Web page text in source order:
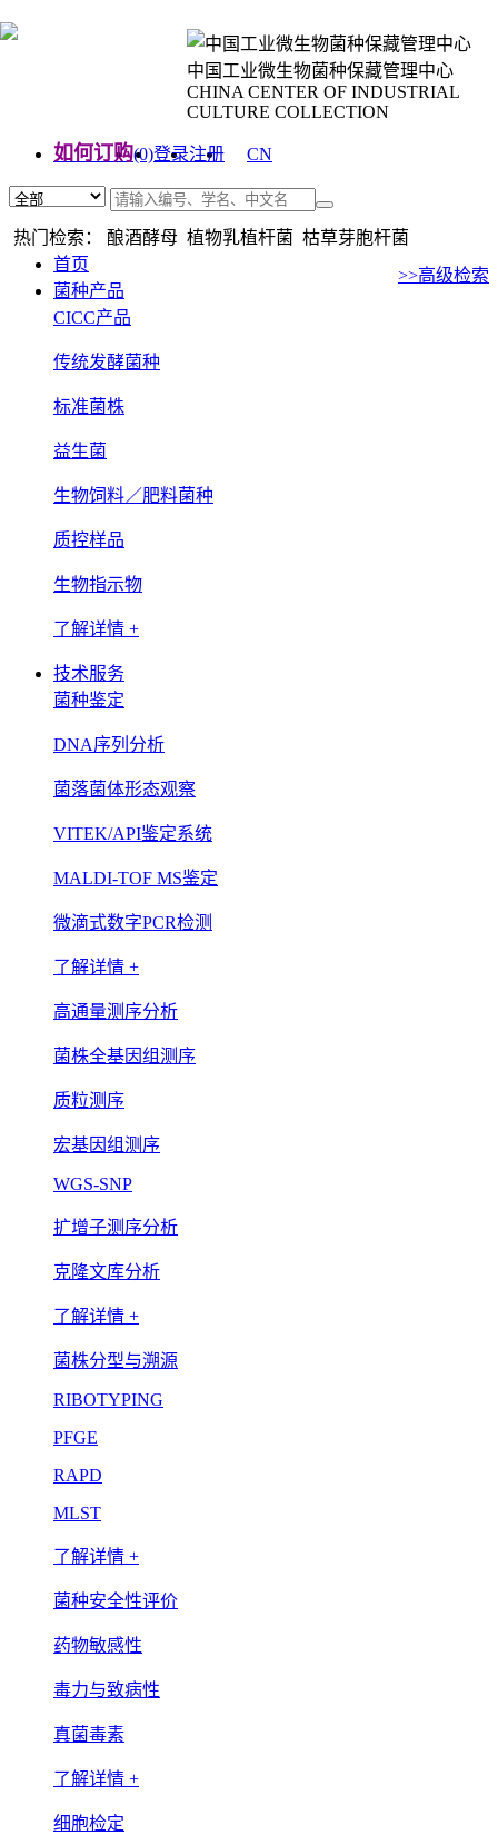
中国工业微生物菌种保藏管理中心
CHINA CENTER OF INDUSTRIAL
CULTURE COLLECTION
如何订购(0)登录注册
CN
热门检索： 酿酒酵母 植物乳植杆菌 枯草芽胞杆菌
>>高级检索
首页
菌种产品
CICC产品
传统发酵菌种
标准菌株
益生菌
生物饲料／肥料菌种
质控样品
生物指示物
了解详情 +
技术服务
菌种鉴定
DNA序列分析
菌落菌体形态观察
VITEK/API鉴定系统
MALDI-TOF MS鉴定
微滴式数字PCR检测
了解详情 +
高通量测序分析
菌株全基因组测序
质粒测序
宏基因组测序
WGS-SNP
扩增子测序分析
克隆文库分析
了解详情 +
菌株分型与溯源
RIBOTYPING
PFGE
RAPD
MLST
了解详情 +
菌种安全性评价
药物敏感性
毒力与致病性
真菌毒素
了解详情 +
细胞检定